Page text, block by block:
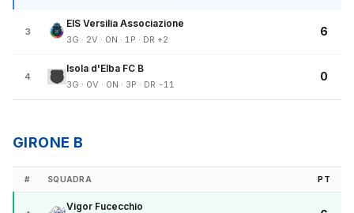
3
EIS Versilia Associazione
3G · 2V · 0N · 1P · DR +2
6
4
Isola d'Elba FC B
3G · 0V · 0N · 3P · DR -11
0
GIRONE B
# SQUADRA PT
Vigor Fucecchio